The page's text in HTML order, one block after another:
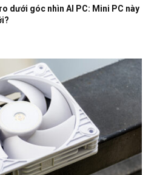
dưới góc nhìn AI PC: Mini PC này